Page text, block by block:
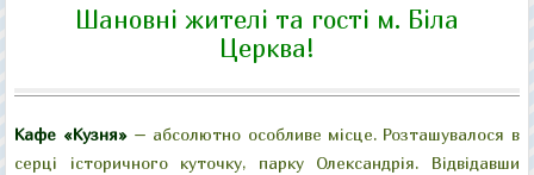
"Велика галявина"
"Китайський місток"
"Колонада "Луна"
"Руїни"
Шановні жителі та гості м. Біла
Церква!
Кафе «Кузня»– абсолютно особливе місце. Розташувалося в
серці історичного куточку, парку Олександрія. Відвідавши